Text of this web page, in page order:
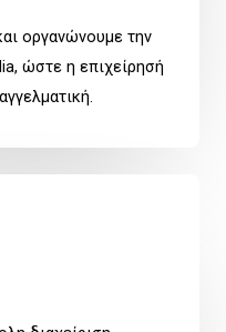
οργανώνουμε την
ώστε η επιχείρησή